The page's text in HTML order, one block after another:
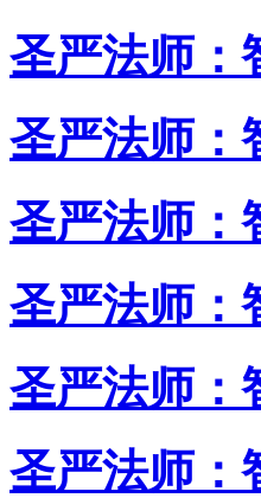
圣严法师：
圣严法师：
圣严法师：
圣严法师：
圣严法师：
圣严法师：